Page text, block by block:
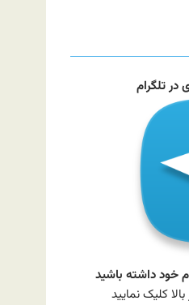
در تلگرام
خود داشته باشید
کلیک نمایید